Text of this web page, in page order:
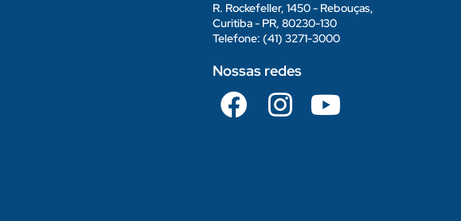
R. Rockefeller, 1450 - Rebouças,
Curitiba - PR, 80230-130
Telefone: (41) 3271-3000
Nossas redes